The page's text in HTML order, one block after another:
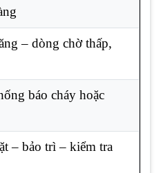
– dòng chờ thấp,
báo cháy hoặc
– bảo trì – kiểm tra